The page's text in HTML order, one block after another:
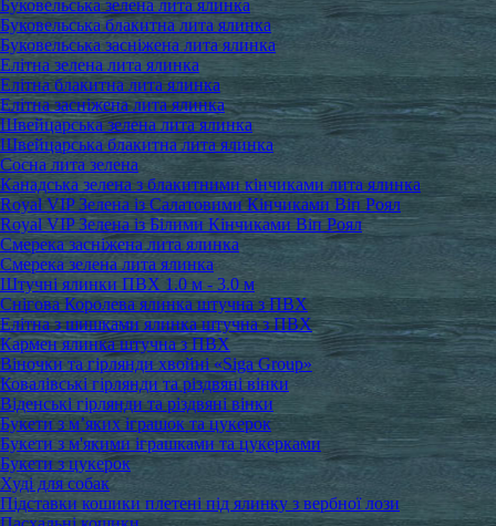
Буковельська зелена лита ялинка
Буковельська блакитна лита ялинка
Буковельська засніжена лита ялинка
Елітна зелена лита ялинка
Елітна блакитна лита ялинка
Елітна засніжена лита ялинка
Швейцарська зелена лита ялинка
Швейцарська блакитна лита ялинка
Сосна лита зелена
Канадська зелена з блакитними кінчиками лита ялинка
Royal VIP Зелена із Салатовими Кінчиками Віп Роял
Royal VIP Зелена із Білими Кінчиками Віп Роял
Смерека засніжена лита ялинка
Смерека зелена лита ялинка
Штучні ялинки ПВХ 1.0 м - 3.0 м
Снігова Королева ялинка штучна з ПВХ
Елітна з шишками ялинка штучна з ПВХ
Кармен ялинка штучна з ПВХ
Віночки та гірлянди хвойні «Siga Group»
Ковалівські гірлянди та різдвяні вінки
Віденські гірлянди та різдвяні вінки
Букети з м’яких іграшок та цукерок
Букети з м'якими іграшками та цукерками
Букети з цукерок
Худі для собак
Підставки кошики плетені під ялинку з вербної лози